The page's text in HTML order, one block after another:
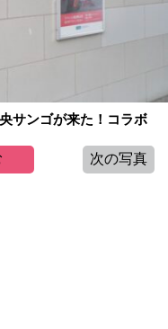
サンゴが来た！コラボ
次の写真